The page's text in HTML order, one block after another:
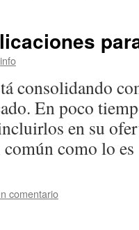
info
consolidando
En poco
en su
común como lo
comentario